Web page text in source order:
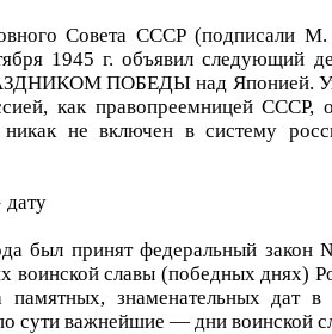
Совета СССР (подписали
1945 г. объявил следующий
ПОБЕДЫ над Японией.
как правопреемницей СССР,
никак не включен в систему
был принят федеральный закон
воинской славы (победных днях)
памятных, знаменательных дат
сути важнейшие — дни воинской